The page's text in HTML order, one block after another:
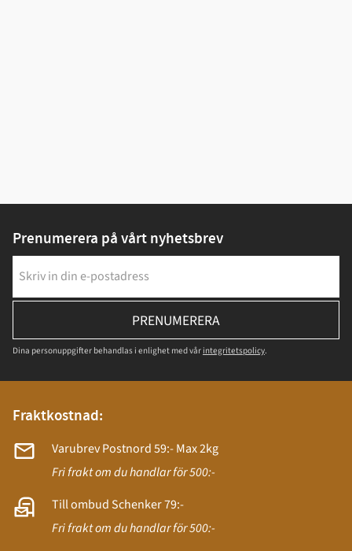
Prenumerera på vårt nyhetsbrev
PRENUMERERA
Dina personuppgifter behandlas i enlighet med vår integritetspolicy.
Fraktkostnad:
Varubrev Postnord 59:- Max 2kg
Fri frakt om du handlar för 500:-
Till ombud Schenker 79:-
Fri frakt om du handlar för 500:-